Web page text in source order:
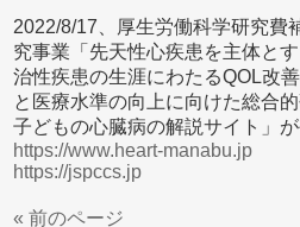
2022/8/17、厚生労働科学研究費
究事業「先天性心疾患を主体と
治性疾患の生涯にわたるQOL改
と医療水準の向上に向けた総合
子どもの心臓病の解説サイト」が
https://www.heart-manabu.jp
https://jspccs.jp
« 前のページ